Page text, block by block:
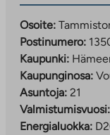
Osoite:
Postinumero:
Kaupunki:
Kaupunginosa:
Asuntoja: 21
Valmistumisvuosi:
Energialuokka: